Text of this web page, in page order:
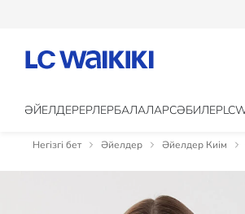
ӘЙЕЛДЕРЕРЛЕРБАЛАЛАРCӘБИЛЕР
Негізгі бет Әйелдер Әйелдер Киім